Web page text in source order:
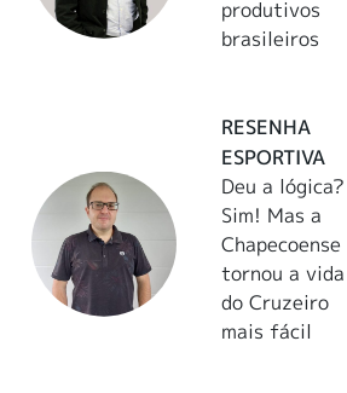
produtivos
brasileiros
RESENHA
ESPORTIVA
Deu a lógica?
Sim! Mas a
Chapecoense
tornou a vida
do Cruzeiro
mais fácil